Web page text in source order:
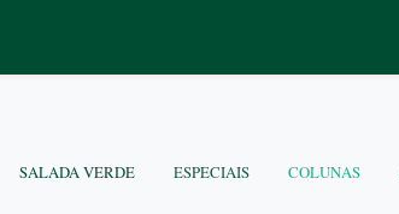
SALADA VERDE ESPECIAIS COLUNAS